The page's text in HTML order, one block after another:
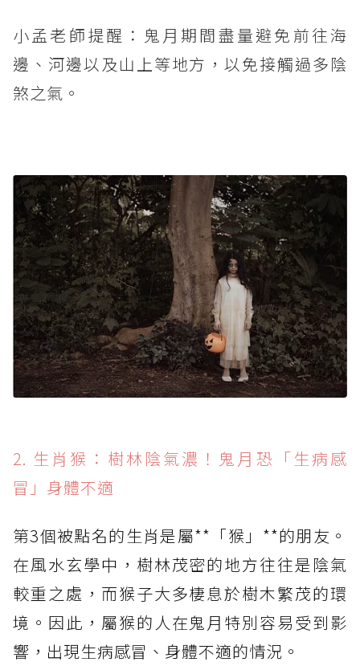
小孟老師提醒：鬼月期間盡量避免前往海
邊、河邊以及山上等地方，以免接觸過多陰
煞之氣。
2. 生肖猴：樹林陰氣濃！鬼月恐「生病感
冒」身體不適
第3個被點名的生肖是屬**「猴」**的朋友。
在風水玄學中，樹林茂密的地方往往是陰氣
較重之處，而猴子大多棲息於樹木繁茂的環
境。因此，屬猴的人在鬼月特別容易受到影
響，出現生病感冒、身體不適的情況。